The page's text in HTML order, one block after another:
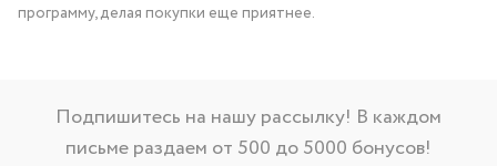
программу, делая покупки еще приятнее.
Подпишитесь на нашу рассылку! В каждом
письме раздаем от 500 до 5000 бонусов!